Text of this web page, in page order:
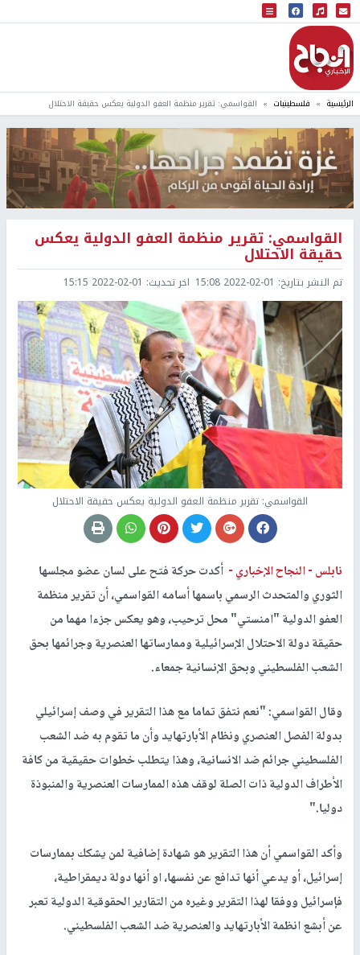
البث المباشر
إذاعة النجاح
الرئيسية فلسطينيات القواسمي: تقرير منظمة العفو الدولية يعكس حقيقة الاحتلال
القواسمي: تقرير منظمة العفو الدولية يعكس
حقيقة الاحتلال
تم النشر بتاريخ: 2022-02-01 15:08 اخر تحديث: 2022-02-01 15:15
القواسمي: تقرير منظمة العفو الدولية يعكس حقيقة الاحتلال
نابلس -النجاح الإخباري - أكدت حركة فتح على لسان عضو مجلسها
الثوري والمتحدث الرسمي باسمها أسامه القواسمي، أن تقرير منظمة
العفو الدولية "امنستي" محل ترحيب، وهو يعكس جزءا مهما من
حقيقة دولة الاحتلال الإسرائيلية وممارساتها العنصرية وجرائمها بحق
الشعب الفلسطيني وبحق الإنسانية جمعاء.
وقال القواسمي: "نعم نتفق تماما مع هذا التقرير في وصف إسرائيلي
بدولة الفصل العنصري ونظام الأبارتهايد وأن ما تقوم به ضد الشعب
الفلسطيني جرائم ضد الانسانية، وهذا يتطلب خطوات حقيقية من كافة
الأطراف الدولية ذات الصلة لوقف هذه الممارسات العنصرية والمنبوذة
دوليا."
وأكد القواسمي أن هذا التقرير هو شهادة إضافية لمن يشكك بممارسات
إسرائيل، أو يدعي أنها تدافع عن نفسها، او أنها دولة ديمقراطية،
فإسرائيل ووفقا لهذا التقرير وغيره من التقارير الحقوقية الدولية تعبر
عن أبشع انظمة الأبارتهايد والعنصرية ضد الشعب الفلسطيني.